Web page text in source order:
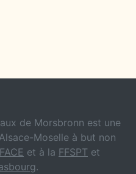
de Morsbronn est une
Moselle à but non
FACE et à la FFSPT et
.